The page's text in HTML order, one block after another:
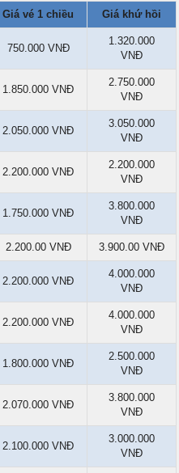
Giá vé 1 chiều Giá khứ hồi
750.000 VNĐ
1.320.000
VNĐ
1.850.000 VNĐ
2.750.000
VNĐ
2.050.000 VNĐ
3.050.000
VNĐ
2.200.000 VNĐ
2.200.000
VNĐ
1.750.000 VNĐ
3.800.000
VNĐ
2.200.00 VNĐ 3.900.00 VNĐ
2.200.000 VNĐ
4.000.000
VNĐ
2.200.000 VNĐ
4.000.000
VNĐ
1.800.000 VNĐ
2.500.000
VNĐ
2.070.000 VNĐ
3.800.000
VNĐ
2.100.000 VNĐ
3.000.000
VNĐ